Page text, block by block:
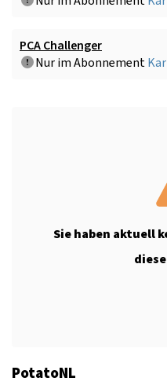
PCA Challenger
Nur im Abonnement
Sie haben aktuell
PotatoNL